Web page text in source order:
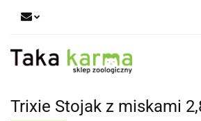
Trixie Stojak z miskami